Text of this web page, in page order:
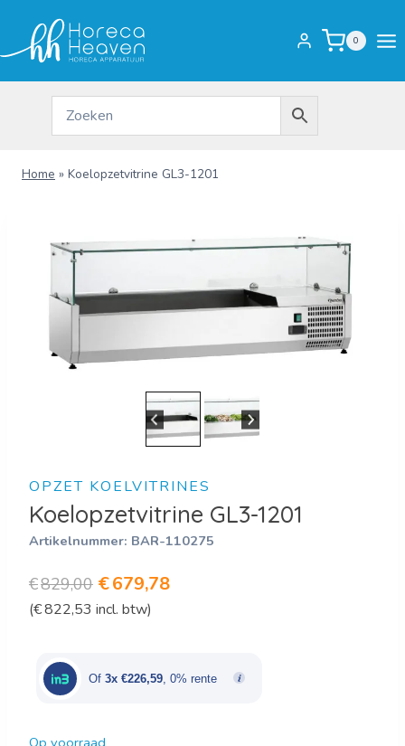
inhoud
0
Home » Koelopzetvitrine GL3-1201
OPZET KOELVITRINES
Koelopzetvitrine GL3-1201
Artikelnummer: BAR-110275
€829,00 Oorspronkelijke
prijs
€829,00.
€679,78Huidige
€679,78.
(€822,53 incl. btw)
Of 3x €226,59, 0% rente